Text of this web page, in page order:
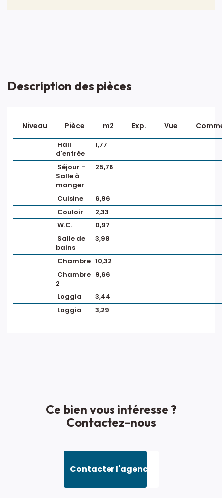
Description des pièces
Niveau Pièce m2 Exp. Vue
Hall
d'entrée
1,77
Séjour -
Salle à
manger
25,76
Cuisine
6,96
Couloir
2,33
W.C.
0,97
Salle de
bains
3,98
Chambre 10,32
Chambre
2
9,66
Loggia
3,44
Loggia
3,29
Ce bien vous intéresse ?
Contactez-nous
Contacter l'agence